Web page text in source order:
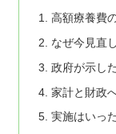
高額療養費
なぜ今見直
政府が示し
家計と財政
実施はいっ